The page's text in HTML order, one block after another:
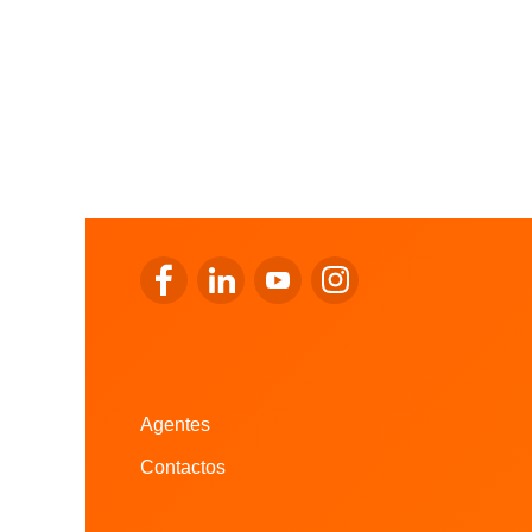
Ir para o Facebook da LALUX
Ir para o LinkedIn da LALUX
Ir para o YouTube da LALUX
Ir para o Instagram da
Agentes
Contactos